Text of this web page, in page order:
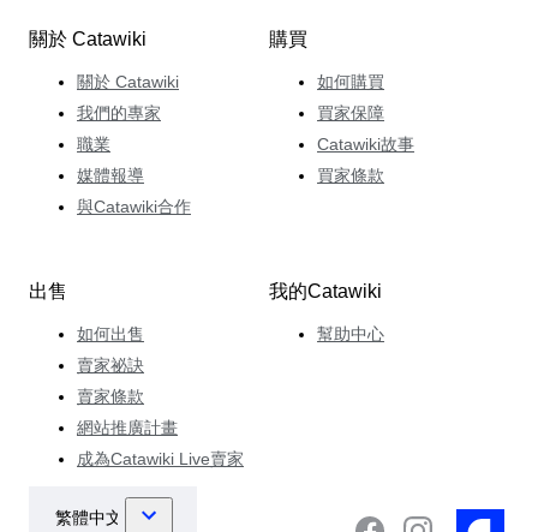
關於 Catawiki
關於 Catawiki
我們的專家
職業
媒體報導
與Catawiki合作
購買
如何購買
買家保障
Catawiki故事
買家條款
出售
如何出售
賣家祕訣
賣家條款
網站推廣計畫
成為Catawiki Live賣家
我的Catawiki
幫助中心